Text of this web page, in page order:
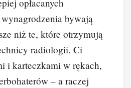
opłacanych
bywają
niż te, które otrzymują
radiologii. Ci
i karteczkami w rękach,
– a raczej